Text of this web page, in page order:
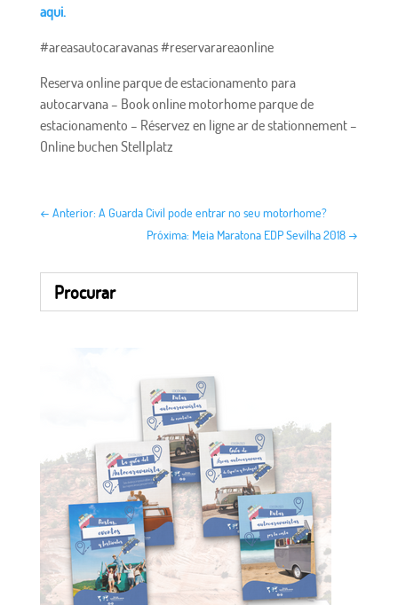
aqui.
#areasautocaravanas #reservarareaonline
Reserva online parque de estacionamento para
autocarvana – Book online motorhome parque de
estacionamento – Réservez en ligne ar de stationnement –
Online buchen Stellplatz
← Anterior: A Guarda Civil pode entrar no seu motorhome?
Próxima: Meia Maratona EDP Sevilha 2018 →